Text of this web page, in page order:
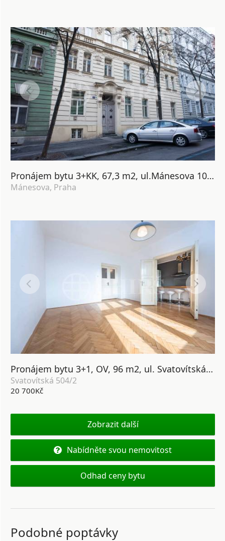
Pronájem bytu 3+KK, 67,3 m2, ul.Mánesova 1027/37, Praha 2 - Vinohrady
Mánesova, Praha
Pronájem bytu 3+1, OV, 96 m2, ul. Svatovítská 504/2, Praha 6 - Dejvice
Svatovítská 504/2
20 700Kč
Zobrazit další
Nabídněte svou nemovitost
Odhad ceny bytu
Podobné poptávky